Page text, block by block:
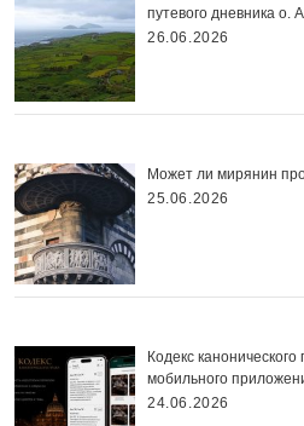
путевого дневника
26.06.2026
Может ли мирянин
25.06.2026
Кодекс
мобильного
24.06.2026